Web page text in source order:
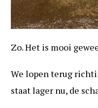
Zo. Het is mooi
We lopen terug
staat lager nu, de